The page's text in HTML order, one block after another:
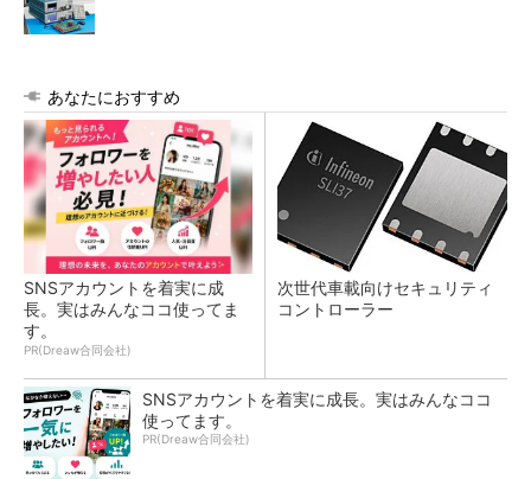
あなたにおすすめ
SNSアカウントを着実に成
長。実はみんなココ使ってま
す。
PR(Dreaw合同会社)
次世代車載向けセキュリティ
コントローラー
SNSアカウントを着実に成長。実はみんなココ
使ってます。
PR(Dreaw合同会社)